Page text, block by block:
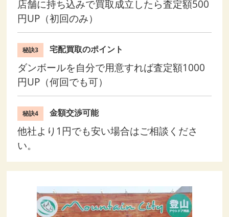
店舗に持ち込みで買取成立したら査定額500
円UP（初回のみ）
秘訣3 宅配買取のポイント
ダンボールを自分で用意すれば査定額1000
円UP（何回でも可）
秘訣4 金額交渉可能
他社より1円でも安い場合はご相談くださ
い。